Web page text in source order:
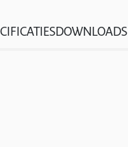
DOWNLOADS